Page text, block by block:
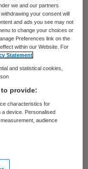
lezen op
meer buiten
dag, kan deze
worden
Caroline
met NRC
zorgen
worden”,
de bel te
we and our partners
your consent will
and ads you see may not
to change your choices or
Preferences link on the
within our Website. For
Statement
and statistical cookies,
provide:
characteristics for
a device. Personalised
audience